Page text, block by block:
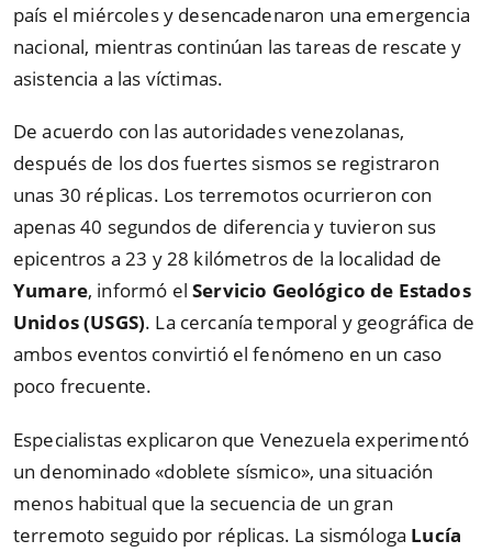
país el miércoles y desencadenaron una emergencia
nacional, mientras continúan las tareas de rescate y
asistencia a las víctimas.
De acuerdo con las autoridades venezolanas,
después de los dos fuertes sismos se registraron
unas 30 réplicas. Los terremotos ocurrieron con
apenas 40 segundos de diferencia y tuvieron sus
epicentros a 23 y 28 kilómetros de la localidad de
Yumare, informó elServicio Geológico de Estados
Unidos (USGS). La cercanía temporal y geográfica de
ambos eventos convirtió el fenómeno en un caso
poco frecuente.
Especialistas explicaron que Venezuela experimentó
un denominado «doblete sísmico», una situación
menos habitual que la secuencia de un gran
terremoto seguido por réplicas. La sismóloga Lucía